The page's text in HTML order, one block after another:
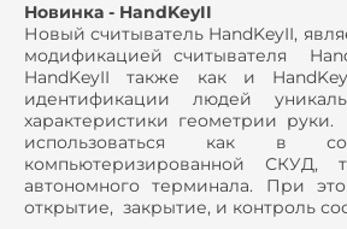
Новинка - HandKeyII
Новый считыватель HandKeyII,
модификацией считывателя
HandKeyII также как и
идентификации людей
характеристики геометрии
использоваться как в
компьютеризированной
автономного терминала. При
открытие, закрытие, и контроль